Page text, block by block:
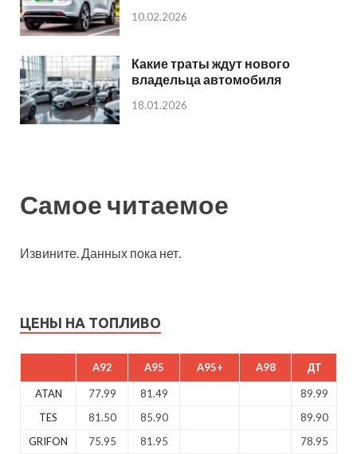
10.02.2026
Какие траты ждут нового
владельца автомобиля
18.01.2026
Самое читаемое
Извините. Данных пока нет.
ЦЕНЫ НА ТОПЛИВО
A92 A95 A95+ A98 ДТ
ATAN 77.99 81.49
89.99
TES
81.50 85.90
89.90
GRIFON
75.95 81.95 78.95